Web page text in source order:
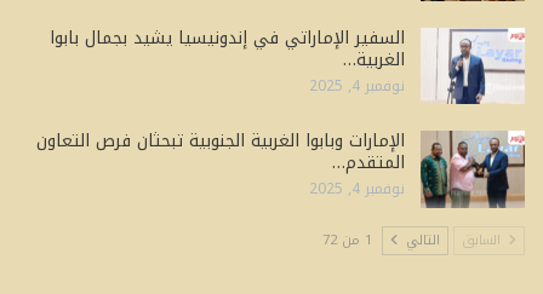
السفير الإماراتي في إندونيسيا يشيد بجمال بابوا
الغربية…
نوفمبر 4, 2025
الإمارات وبابوا الغربية الجنوبية تبحثان فرص التعاون
المتقدم…
نوفمبر 4, 2025
السابق التالي 1 من 72